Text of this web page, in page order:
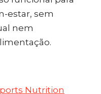
estar, sem
nem
Nutrition